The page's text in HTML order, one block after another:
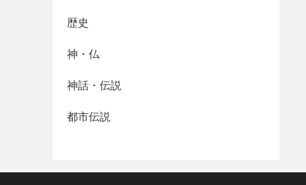
歴史
神・仏
神話・伝説
都市伝説